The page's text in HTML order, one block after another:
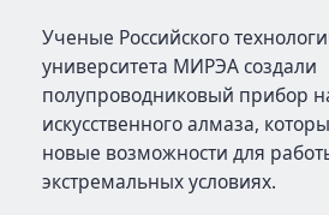
Ученые Российского
университета МИРЭА создали
полупроводниковый прибор
искусственного алмаза,
новые возможности для
экстремальных условиях.